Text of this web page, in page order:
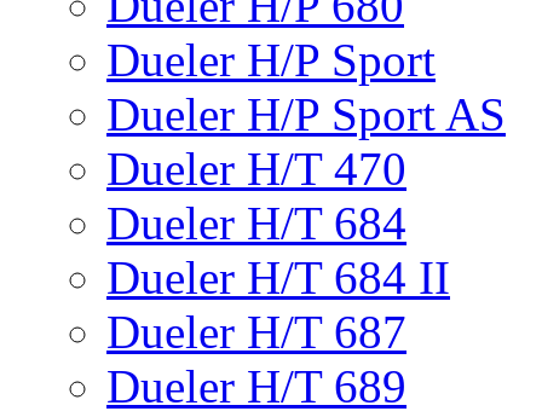
Dueler H/P Sport
Dueler H/P Sport AS
Dueler H/T 470
Dueler H/T 684
Dueler H/T 684 II
Dueler H/T 687
Dueler H/T 689